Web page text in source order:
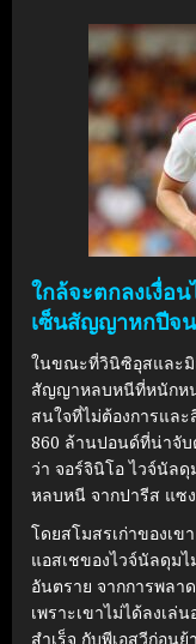
ใกล้จะตกลงเงื่อ
เซ็นสัญญาหกปีจ
ในขณะที่วินิซิอุสและมิ
สัญญาหลบหนีที่หนักห
สนใจที่ไม่ต้องการแล
860 ล้านปอนด์ที่น่าจับ
ว่า จอร์จินิโอ ไวจ์นัลดุ
หลบหนี จากปารีส แซ
โดยสโมสรเก่าของเข
แอสเชของไวจ์นัลดุม
อันตราย จากการพล
เพราะเขาไม่ได้ลงเล่
สําเร็จ กับพีเอสวีก่อน